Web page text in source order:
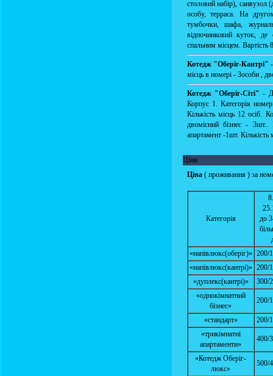
столовий набір), санвузол
особу, терраса. На
тумбочки, шафа,
відпочинковий куток,
спальним місцем. Вартість
Котедж "Оберіг-Кантрі"
місць в номері - 3особи ,
Котедж "Оберіг-Сіті" -
Корпус 1. Категорія
Кількість місць 12 осіб.
двомісний бізнес - 3шт..
апартамент -1шт. Кількість
Ціни
Ціна( проживання ) за
Категорія
до
«напівлюкс(оберіг)» 200/
«напівлюкс(кантрі)» 200/
«дуплекс(кантрі)»
300/
«однокімнатний
бізнес»
200/
«стандарт»
200/
«трикімнатні
апартаменти»
400/
«Котедж Оберіг-
люкс»
500/